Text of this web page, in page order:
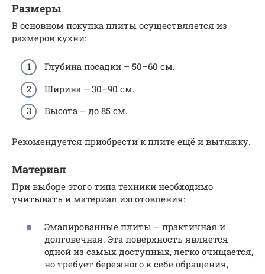
Размеры
В основном покупка плиты осуществляется из
размеров кухни:
Глубина посадки – 50–60 см.
Ширина – 30–90 см.
Высота – до 85 см.
Рекомендуется приобрести к плите ещё и вытяжку.
Материал
При выборе этого типа техники необходимо
учитывать и материал изготовления:
Эмалированные плиты – практичная и
долговечная. Эта поверхность является
одной из самых доступных, легко очищается,
но требует бережного к себе обращения,